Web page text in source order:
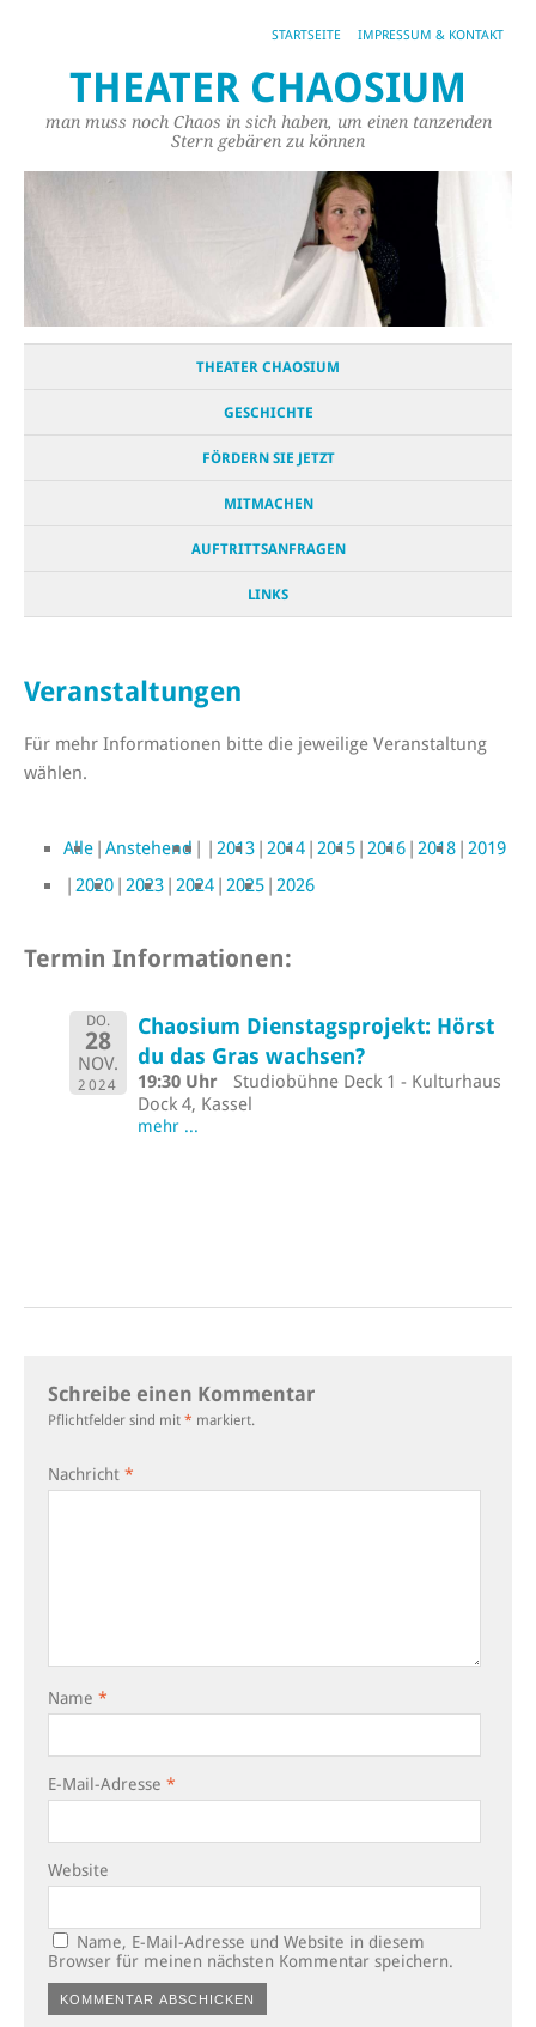
STARTSEITE IMPRESSUM & KONTAKT
THEATER CHAOSIUM
man muss noch Chaos in sich haben, um einen tanzenden
Stern gebären zu können
THEATER CHAOSIUM
GESCHICHTE
FÖRDERN SIE JETZT
MITMACHEN
AUFTRITTSANFRAGEN
LINKS
Veranstaltungen
Für mehr Informationen bitte die jeweilige Veranstaltung
wählen.
Alle Anstehend 2013 2014 2015 2016 2018 2019
2020 2023 2024 2025 2026
Termin Informationen:
DO.
28
NOV.
2024
Chaosium Dienstagsprojekt: Hörst
du das Gras wachsen?
19:30 Uhr
Studiobühne Deck 1 - Kulturhaus
Dock 4, Kassel
mehr ...
Schreibe einen Kommentar
Pflichtfelder sind mit * markiert.
Nachricht *
Name *
E-Mail-Adresse *
Website
Name, E-Mail-Adresse und Website in diesem
Browser für meinen nächsten Kommentar speichern.